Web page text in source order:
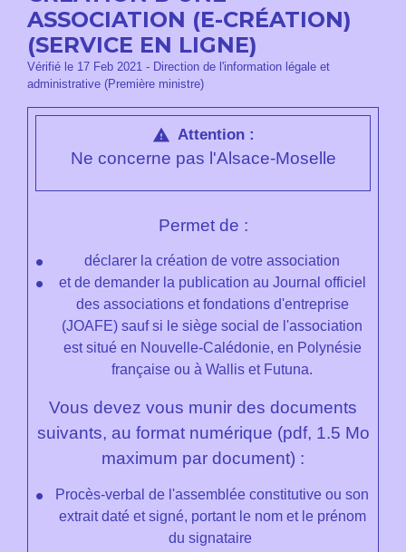
ASSOCIATION (E-CRÉATION)
(SERVICE EN LIGNE)
Vérifié le 17 Feb 2021 - Direction de l'information légale et
administrative (Première ministre)
warning Attention :
Ne concerne pas l'Alsace-Moselle
Permet de :
déclarer la création de votre association
et de demander la publication au Journal officiel
des associations et fondations d'entreprise
(JOAFE) sauf si le siège social de l'association
est situé en Nouvelle-Calédonie, en Polynésie
française ou à Wallis et Futuna.
Vous devez vous munir des documents
suivants, au format numérique (pdf, 1.5 Mo
maximum par document) :
Procès-verbal de l'assemblée constitutive ou son
extrait daté et signé, portant le nom et le prénom
du signataire